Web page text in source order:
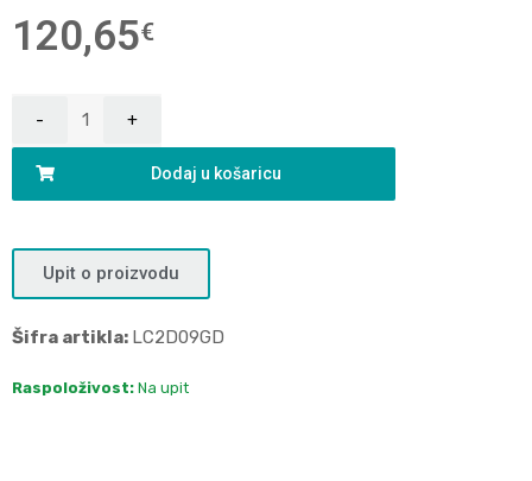
120,65€
Dodaj u košaricu
Upit o proizvodu
Šifra artikla: LC2D09GD
Raspoloživost: Na upit